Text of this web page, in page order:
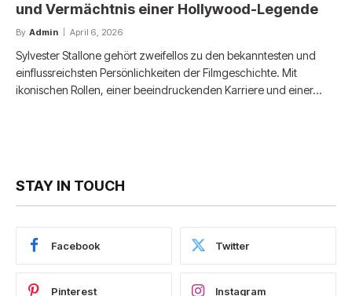
und Vermächtnis einer Hollywood-Legende
By Admin April 6, 2026
Sylvester Stallone gehört zweifellos zu den bekanntesten und
einflussreichsten Persönlichkeiten der Filmgeschichte. Mit
ikonischen Rollen, einer beeindruckenden Karriere und einer…
STAY IN TOUCH
Facebook Twitter
Pinterest Instagram